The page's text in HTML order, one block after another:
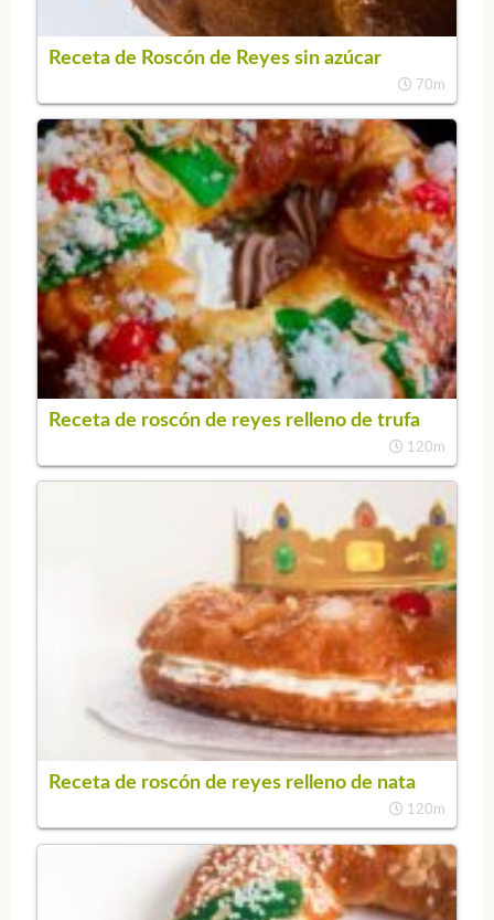
Receta de Roscón de Reyes sin azúcar
70m
Receta de roscón de reyes relleno de trufa
120m
Receta de roscón de reyes relleno de nata
120m